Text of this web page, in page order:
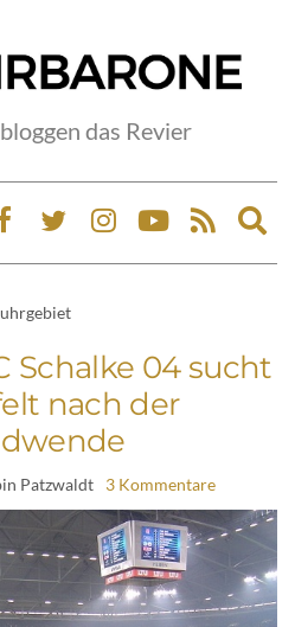
das Revier
Schalke 04 sucht
nach der
Patzwaldt 3 Kommentare